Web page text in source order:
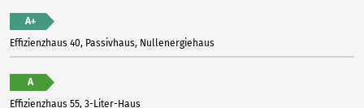
A+
Effizienzhaus 40, Passivhaus, Nullenergiehaus
A
Effizienzhaus 55, 3-Liter-Haus